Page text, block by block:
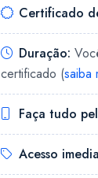
Certificado
Duração:
certificado (saiba
Faça tudo
Acesso